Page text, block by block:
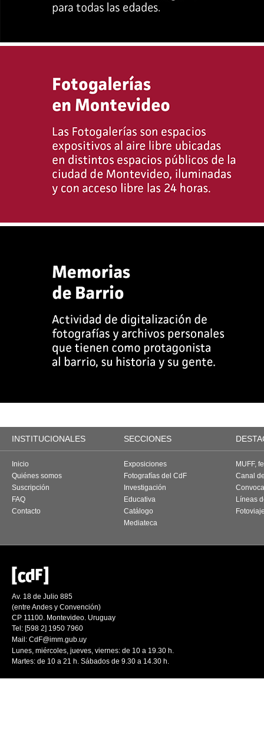
INSTITUCIONALES SECCIONES
Inicio
Quiénes somos
Suscripción
FAQ
Contacto
Exposiciones
Fotografías del CdF
Investigación
Educativa
Catálogo
Mediateca
MUFF,
Canal
Líneas
Av. 18 de Julio 885
(entre Andes y Convención)
CP 11100. Montevideo. Uruguay
Tel: [598 2] 1950 7960
Mail: CdF@imm.gub.uy
Lunes, miércoles, jueves, viernes: de 10 a 19.30 h.
Martes: de 10 a 21 h. Sábados de 9.30 a 14.30 h.